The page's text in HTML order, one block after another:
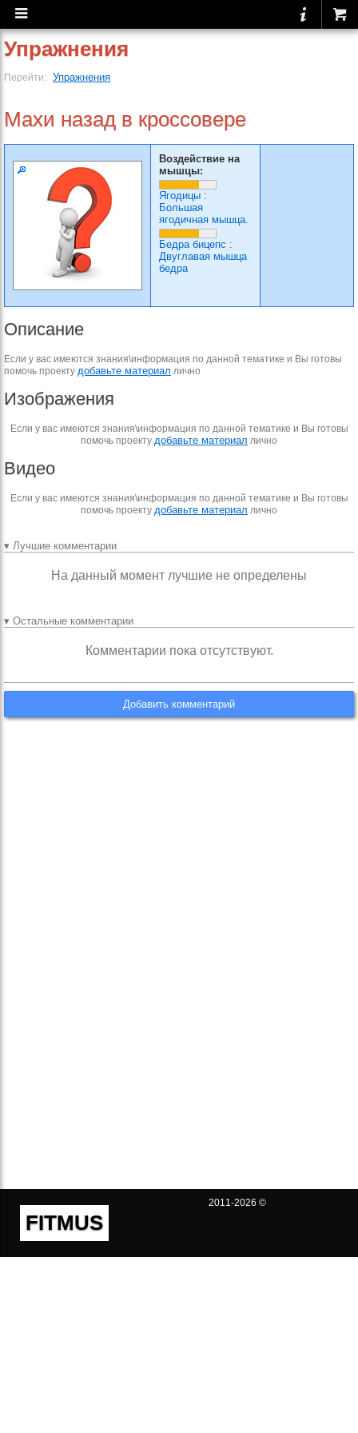
Упражнения
Перейти: Упражнения
Махи назад в кроссовере
Воздействие на
мышцы:
Ягодицы :
Большая
ягодичная мышца.
Бедра бицепс :
Двуглавая мышца
бедра
Описание
Если у вас имеются знания\информация по данной тематике и Вы готовы
помочь проекту добавьте материал лично
Изображения
Если у вас имеются знания\информация по данной тематике и Вы готовы
помочь проекту добавьте материал лично
Видео
Если у вас имеются знания\информация по данной тематике и Вы готовы
помочь проекту добавьте материал лично
▾ Лучшие комментарии
На данный момент лучшие не определены
▾ Остальные комментарии
Комментарии пока отсутствуют.
Добавить комментарий
FITMUS
2011-2026 ©